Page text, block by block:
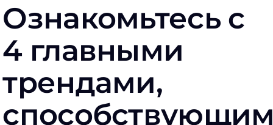
Ознакомьтесь с
4 главными
трендами,